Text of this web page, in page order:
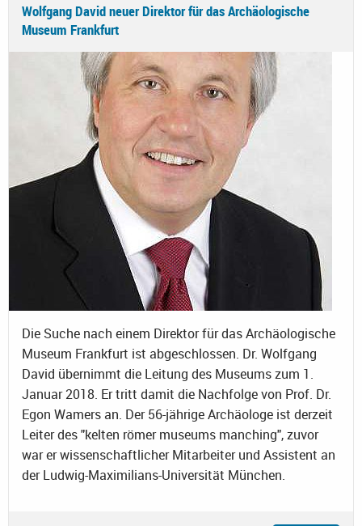
Wolfgang David neuer Direktor für das Archäologische
Museum Frankfurt
Die Suche nach einem Direktor für das Archäologische
Museum Frankfurt ist abgeschlossen. Dr. Wolfgang
David übernimmt die Leitung des Museums zum 1.
Januar 2018. Er tritt damit die Nachfolge von Prof. Dr.
Egon Wamers an. Der 56-jährige Archäologe ist derzeit
Leiter des "kelten römer museums manching", zuvor
war er wissenschaftlicher Mitarbeiter und Assistent an
der Ludwig-Maximilians-Universität München.